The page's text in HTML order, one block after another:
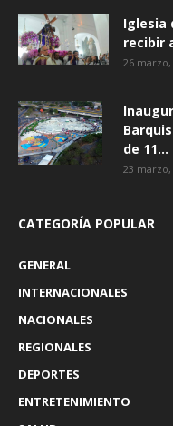
Iglesia
recibir
26 marzo,
de 11...
23 marzo,
CATEGORÍA POPULAR
GENERAL
INTERNACIONALES
NACIONALES
REGIONALES
DEPORTES
ENTRETENIMIENTO